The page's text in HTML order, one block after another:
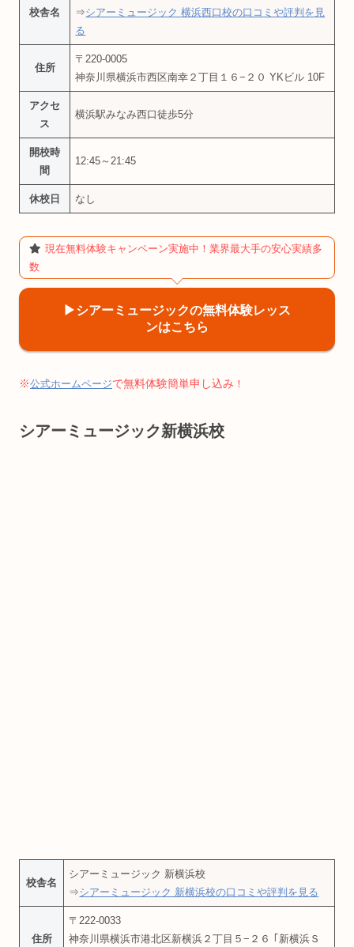
校舎名
⇒シアーミュージック 横浜西口校の口コミや評判を見
る
住所
〒220-0005
神奈川県横浜市西区南幸２丁目１６−２０ YKビル 10F
アクセ
ス
横浜駅みなみ西口徒歩5分
開校時
間
12:45～21:45
休校日 なし
現在無料体験キャンペーン実施中！業界最大手の安心実績多
数
▶︎シアーミュージックの無料体験レッス
ンはこちら
※公式ホームページで無料体験簡単申し込み ！
シアーミュージック新横浜校
校舎名
シアーミュージック 新横浜校
⇒シアーミュージック 新横浜校の口コミや評判を見る
住所
〒222-0033
神奈川県横浜市港北区新横浜２丁目５−２６ ｢新横浜Ｓ